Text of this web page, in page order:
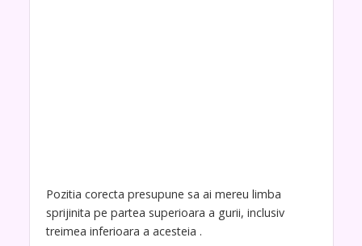
Pozitia corecta presupune sa ai mereu limba
sprijinita pe partea superioara a gurii, inclusiv
treimea inferioara a acesteia .